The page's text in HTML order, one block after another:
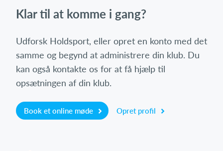
Klar til at komme i gang?
Udforsk Holdsport, eller opret en konto med det
samme og begynd at administrere din klub. Du
kan også kontakte os for at få hjælp til
opsætningen af din klub.
Book et online møde Opret profil